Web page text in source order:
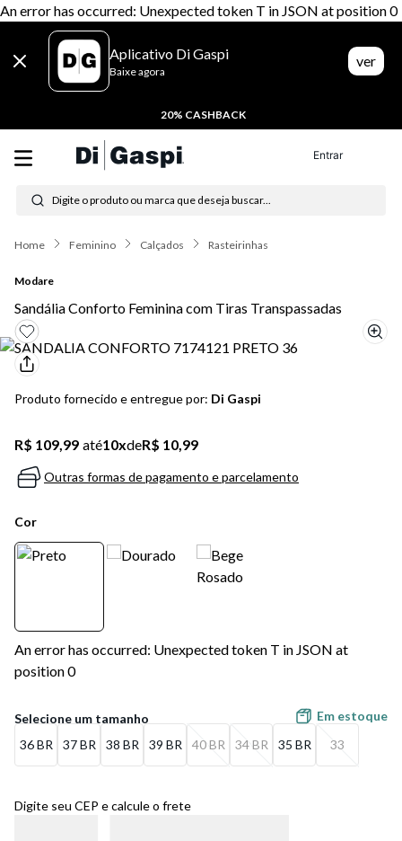
An error has occurred: Unexpected token T in JSON at position 0
Aplicativo Di Gaspi
Baixe agora
ver
20% CASHBACK
Entrar
Digite o produto ou marca que deseja buscar...
Feminino Calçados Rasteirinhas
Modare
Sandália Conforto Feminina com Tiras Transpassadas
Produto fornecido e entregue por: Di Gaspi
R$ 109,99 até10xdeR$ 10,99
Outras formas de pagamento e parcelamento
Cor
An error has occurred: Unexpected token T in JSON at
position 0
36 BR 37 BR 38 BR 39 BR 40 BR 34 BR 35 BR 33
Em estoque
Digite seu CEP e calcule o frete
Termos mais buscados
1º tenis
3º moletom
4º tênis masculino
5 º bota
6º sandalia
7º salto
8º jeans
9º chuteira